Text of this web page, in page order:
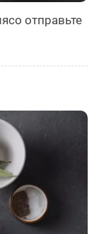
отправьте